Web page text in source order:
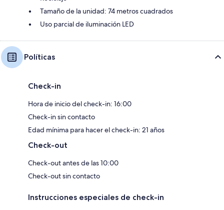
Tamaño de la unidad: 74 metros cuadrados
Uso parcial de iluminación LED
Políticas
Check-in
Hora de inicio del check-in: 16:00
Check-in sin contacto
Edad mínima para hacer el check-in: 21 años
Check-out
Check-out antes de las 10:00
Check-out sin contacto
Instrucciones especiales de check-in